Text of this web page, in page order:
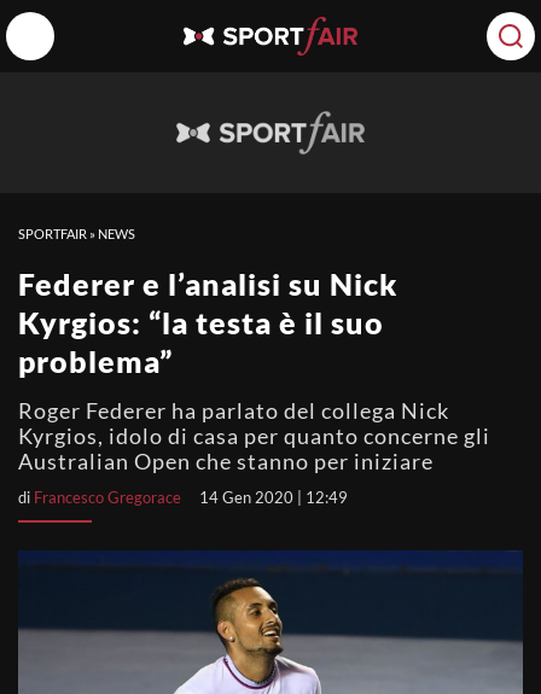
SPORTFAIR » NEWS
Federer e l’analisi su Nick
Kyrgios: “la testa è il suo
problema”
Roger Federer ha parlato del collega Nick
Kyrgios, idolo di casa per quanto concerne gli
Australian Open che stanno per iniziare
di Francesco Gregorace 14 Gen 2020 | 12:49